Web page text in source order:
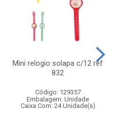
Mini relogio solapa c/12 ref
832
Código: 129357
Embalagem: Unidade
Caixa Com: 24 Unidade(s)